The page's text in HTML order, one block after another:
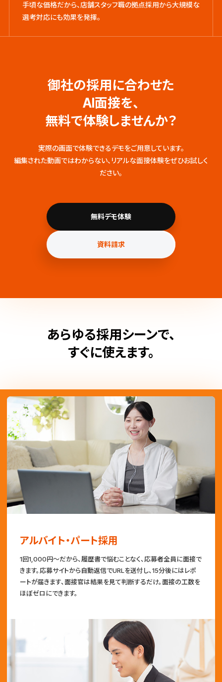
手頃な価格だから、店舗スタッフ職の拠点採用から大規模な
選考対応にも効果を発揮。
御社の採用に合わせた
AI面接を、
無料で体験しませんか？
実際の画面で体験できるデモをご用意しています。
編集された動画ではわからない、リアルな面接体験をぜひお試しく
ださい。
無料デモ体験
資料請求
あらゆる採用シーンで、
すぐに使えます。
アルバイト・パート採用
1回1,000円〜だから、履歴書で悩むことなく、応募者全員に面接で
きます。応募サイトから自動返信でURLを送付し、15分後にはレポ
ートが届きます、面接官は結果を見て判断するだけ。面接の工数を
ほぼゼロにできます。